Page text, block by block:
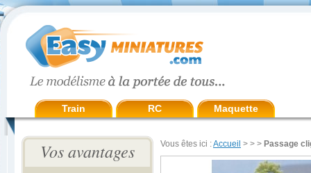
Train RC Maquette
Vos avantages Vous êtes ici :Accueil > > > Passage